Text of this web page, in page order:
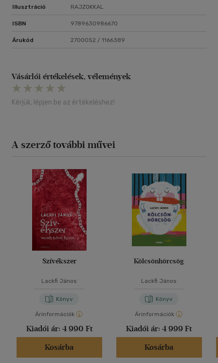
Illusztráció RAJZOKKAL
ISBN 9789630986670
Árukód 2700052 / 1166389
Vásárlói értékelések, vélemények
Kérjük, lépjen be az értékeléshez!
A szerző további művei
Szívékszer
Lackfi János
Könyv
Árinformációk
Kiadói ár: 4 990 Ft
Kosárba
Kölcsönhörcsög
Lackfi János
Könyv
Árinformációk
Kiadói ár: 4 999 Ft
Kosárba